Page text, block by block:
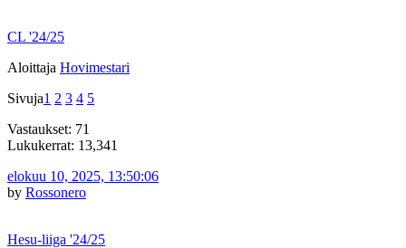
CL '24/25
Aloittaja Hovimestari
Sivuja1 2 3 4 5
Vastaukset: 71
Lukukerrat: 13,341
elokuu 10, 2025, 13:50:06
by Rossonero
Hesu-liiga '24/25